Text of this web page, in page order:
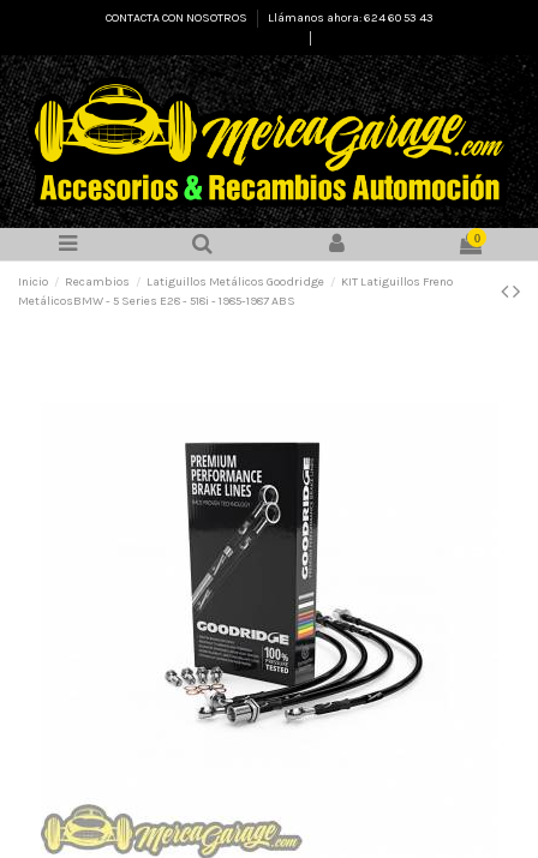
CONTACTA CON NOSOTROS
Llámanos ahora: 624 60 53 43
0
Inicio Recambios Latiguillos Metálicos Goodridge
KIT Latiguillos Freno
MetálicosBMW - 5 Series E28 - 518i - 1985-1987 ABS